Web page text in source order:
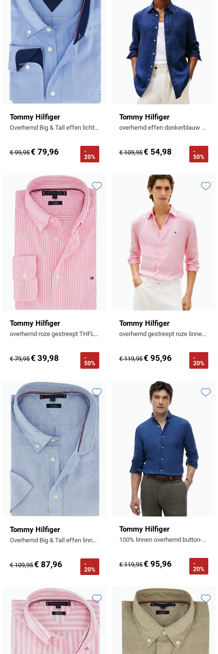
Tommy Hilfiger
Overhemd Big & Tall effen lichtblauw
€ 99,95€ 79,96
-
20%
Tommy Hilfiger
overhemd effen donkerblauw normale fit
€ 109,95€ 54,98
-
50%
Tommy Hilfiger
overhemd roze gestreept THFLEX katoen
€ 79,95€ 39,98
-
50%
Toevoegen aan favorieten
Tommy Hilfiger
overhemd gestreept roze linnen button-down collar
€ 119,95€ 95,96
-
20%
Tommy Hilfiger
Overhemd Big & Tall effen linnen lichtblauw
€ 109,95€ 87,96
-
20%
Toevoegen aan favorieten
Tommy Hilfiger
100% linnen overhemd button-down collar kobaltblauw
€ 119,95€ 95,96
-
20%
Toevoegen aan favorieten